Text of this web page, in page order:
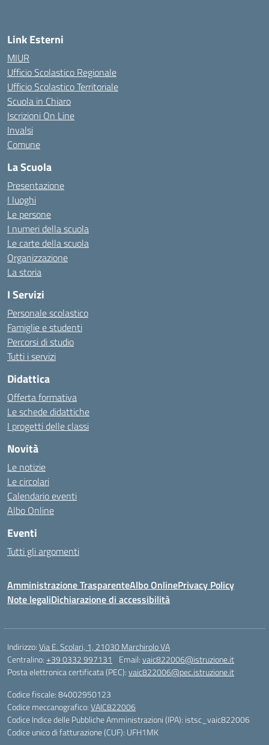
Link Esterni
MIUR
Ufficio Scolastico Regionale
Ufficio Scolastico Territoriale
Scuola in Chiaro
Iscrizioni On Line
Invalsi
Comune
La Scuola
Presentazione
I luoghi
Le persone
I numeri della scuola
Le carte della scuola
Organizzazione
La storia
I Servizi
Personale scolastico
Famiglie e studenti
Percorsi di studio
Tutti i servizi
Didattica
Offerta formativa
Le schede didattiche
I progetti delle classi
Novità
Le notizie
Le circolari
Calendario eventi
Albo Online
Eventi
Tutti gli argomenti
Amministrazione TrasparenteAlbo OnlinePrivacy Policy
Note legaliDichiarazione di accessibilità
Indirizzo:Via E. Scolari, 1, 21030 Marchirolo VA
Centralino:+39 0332 997131 Email:vaic822006@istruzione.it
Posta elettronica certificata (PEC):vaic822006@pec.istruzione.it
Codice fiscale: 84002950123
Codice meccanografico:VAIC822006
Codice Indice delle Pubbliche Amministrazioni (IPA): istsc_vaic822006
Codice unico di fatturazione (CUF): UFH1MK